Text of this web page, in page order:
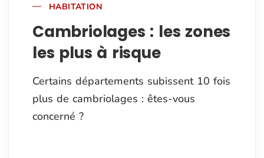
HABITATION
Cambriolages : les zones
les plus à risque
Certains départements subissent 10 fois
plus de cambriolages : êtes-vous
concerné ?